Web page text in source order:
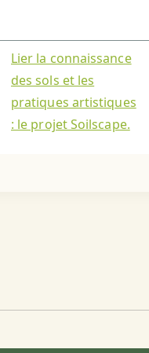
Lier la connaissance
des sols et les
pratiques artistiques
: le projet Soilscape.